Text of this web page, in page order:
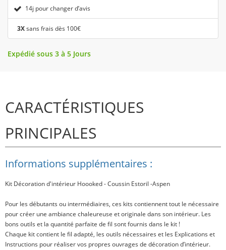
14j pour changer d’avis
3Xsans frais dès 100€
Expédié sous 3 à 5 Jours
CARACTÉRISTIQUES
PRINCIPALES
Informations supplémentaires :
Kit Décoration d'intérieur Hoooked - Coussin Estoril -Aspen
Pour les débutants ou intermédiaires, ces kits contiennent tout le nécessaire
pour créer une ambiance chaleureuse et originale dans son intérieur. Les
bons outils et la quantité parfaite de fil sont fournis dans le kit !
Chaque kit contient le fil adapté, les outils nécessaires et les Explications et
Instructions pour réaliser vos propres ouvrages de décoration d’intérieur.